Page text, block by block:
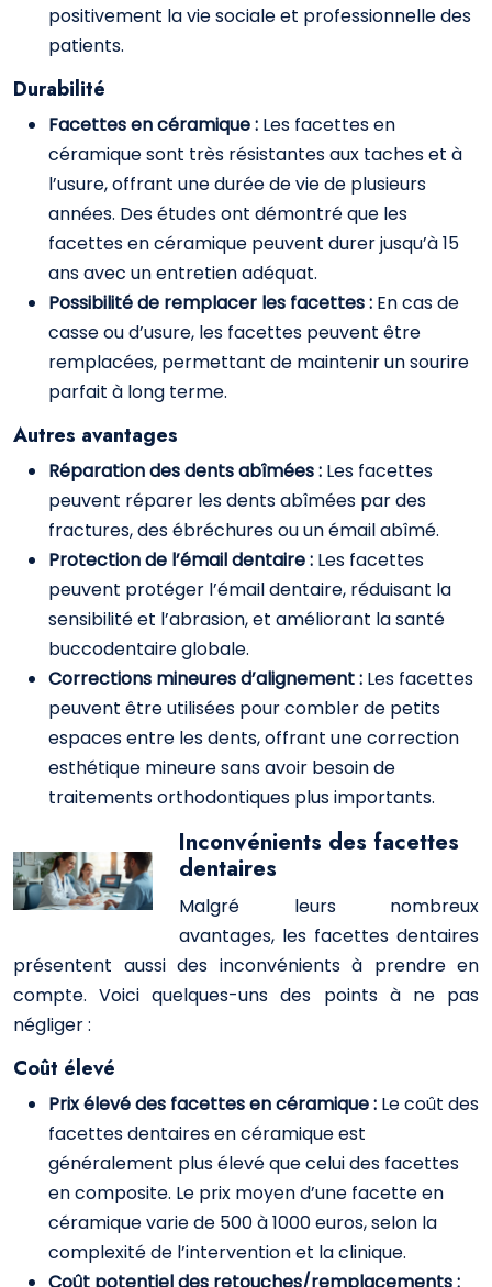
positivement la vie sociale et professionnelle des
patients.
Durabilité
Facettes en céramique : Les facettes en
céramique sont très résistantes aux taches et à
l’usure, offrant une durée de vie de plusieurs
années. Des études ont démontré que les
facettes en céramique peuvent durer jusqu’à 15
ans avec un entretien adéquat.
Possibilité de remplacer les facettes : En cas de
casse ou d’usure, les facettes peuvent être
remplacées, permettant de maintenir un sourire
parfait à long terme.
Autres avantages
Réparation des dents abîmées : Les facettes
peuvent réparer les dents abîmées par des
fractures, des ébréchures ou un émail abîmé.
Protection de l’émail dentaire : Les facettes
peuvent protéger l’émail dentaire, réduisant la
sensibilité et l’abrasion, et améliorant la santé
buccodentaire globale.
Corrections mineures d’alignement : Les facettes
peuvent être utilisées pour combler de petits
espaces entre les dents, offrant une correction
esthétique mineure sans avoir besoin de
traitements orthodontiques plus importants.
Inconvénients des facettes
dentaires
Malgré leurs nombreux
avantages, les facettes dentaires
présentent aussi des inconvénients à prendre en
compte. Voici quelques-uns des points à ne pas
négliger :
Coût élevé
Prix élevé des facettes en céramique : Le coût des
facettes dentaires en céramique est
généralement plus élevé que celui des facettes
en composite. Le prix moyen d’une facette en
céramique varie de 500 à 1000 euros, selon la
complexité de l’intervention et la clinique.